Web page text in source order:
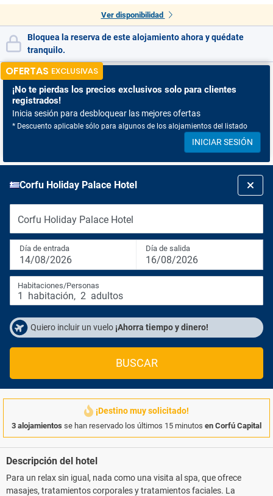
Ver disponibilidad
Bloquea la reserva de este alojamiento ahora y quédate
tranquilo.
OFERTAS EXCLUSIVAS
¡No te pierdas los precios exclusivos solo para clientes
registrados!
Inicia sesión para desbloquear las mejores ofertas
* Descuento aplicable sólo para algunos de los alojamientos del listado
INICIAR SESIÓN
Corfu Holiday Palace Hotel
Corfu Holiday Palace Hotel
Día de entrada
14/08/2026
Día de salida
16/08/2026
Habitaciones/Personas
1 habitación, 2 adultos
Quiero incluir un vuelo ¡Ahorra tiempo y dinero!
BUSCAR
¡Destino muy solicitado!
3 alojamientos se han reservado los últimos 15 minutos en Corfú Capital
Descripción del hotel
Para un relax sin igual, nada como una visita al spa, que ofrece
masajes, tratamientos corporales y tratamientos faciales. La